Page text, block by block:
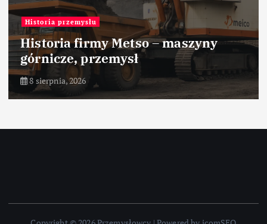
Historia przemysłu
Historia firmy Metso – maszyny
górnicze, przemysł
8 sierpnia, 2026